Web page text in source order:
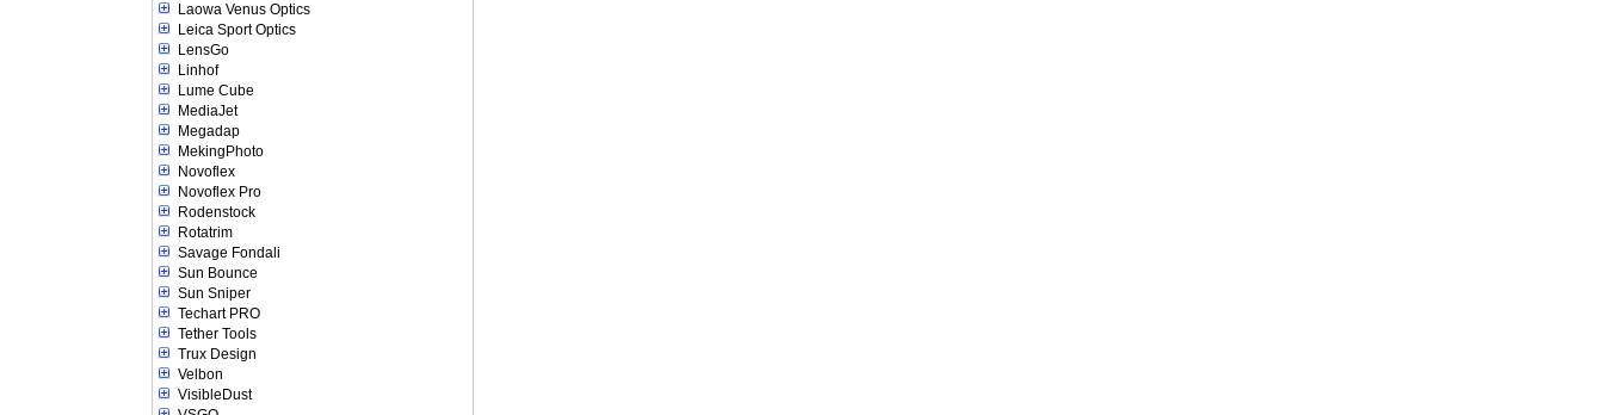
Laowa Venus Optics
Leica Sport Optics
LensGo
Linhof
Lume Cube
MediaJet
Megadap
MekingPhoto
Novoflex
Novoflex Pro
Rodenstock
Rotatrim
Savage Fondali
Sun Bounce
Sun Sniper
Techart PRO
Tether Tools
Trux Design
Velbon
VisibleDust